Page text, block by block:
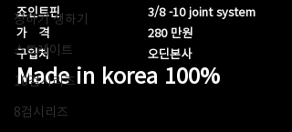
장하기 생하기
스트레이트
10검시리즈
8검시리즈
죠인트핀                        3/8 -10 joint system
가   격                           280 만원
구입처                           오딘본사
Made in korea 100%